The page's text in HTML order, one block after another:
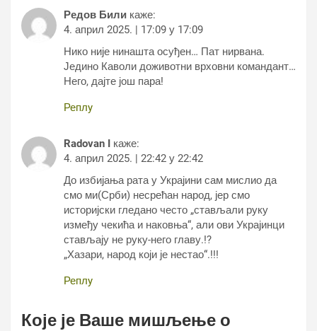
Редов Били каже:
4. април 2025. | 17:09 у 17:09
Нико није нинашта осуђен… Пат нирвана.
Једино Каволи доживотни врховни командант…
Него, дајте још пара!
Реплy
Radovan I каже:
4. април 2025. | 22:42 у 22:42
До избијања рата у Украјини сам мислио да
смо ми(Срби) несрећан народ, јер смо
историјски гледано често „стављали руку
између чекића и наковња“, али ови Украјинци
стављају не руку-него главу.!?
„Хазари, народ који је нестао“.!!!
Реплy
Које је Ваше мишљење о